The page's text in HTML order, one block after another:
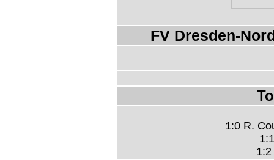
FV Dresden-
1:0 R.